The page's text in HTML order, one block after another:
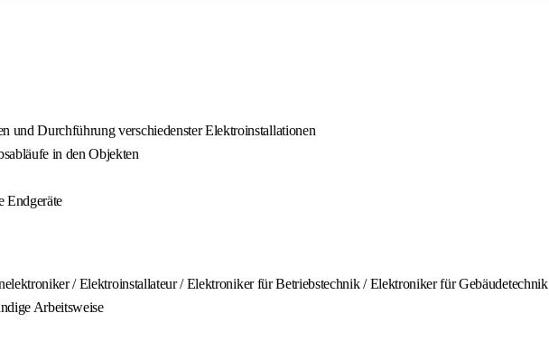
und Durchführung verschiedenster Elektroinstallationen
in den Objekten
Endgeräte
/ Elektroinstallateur / Elektroniker für Betriebstechnik / Elektroniker für Gebäudetechnik
Arbeitsweise